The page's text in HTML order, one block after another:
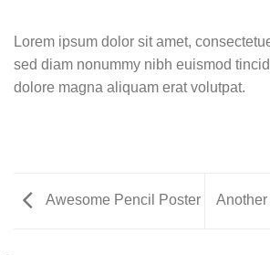
Lorem ipsum dolor sit amet,
sed diam nonummy nibh euismod
dolore magna aliquam erat volutpat.
Awesome Pencil Poster